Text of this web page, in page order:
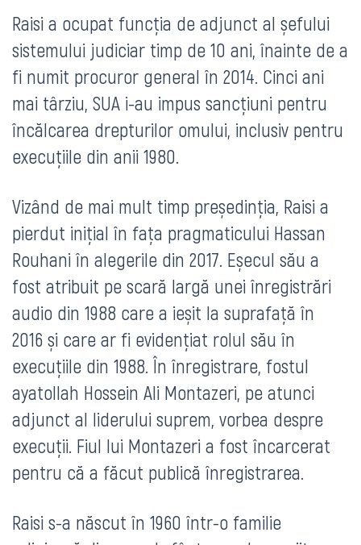
Raisi a ocupat funcția de adjunct al șefului
sistemului judiciar timp de 10 ani, înainte de a
fi numit procuror general în 2014. Cinci ani
mai târziu, SUA i-au impus sancțiuni pentru
încălcarea drepturilor omului, inclusiv pentru
execuțiile din anii 1980.
Vizând de mai mult timp președinția, Raisi a
pierdut inițial în fața pragmaticului Hassan
Rouhani în alegerile din 2017. Eșecul său a
fost atribuit pe scară largă unei înregistrări
audio din 1988 care a ieșit la suprafață în
2016 și care ar fi evidențiat rolul său în
execuțiile din 1988. În înregistrare, fostul
ayatollah Hossein Ali Montazeri, pe atunci
adjunct al liderului suprem, vorbea despre
execuții. Fiul lui Montazeri a fost încarcerat
pentru că a făcut publică înregistrarea.
Raisi s-a născut în 1960 într-o familie